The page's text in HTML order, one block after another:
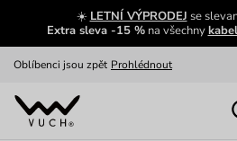
☀️ LETNÍ VÝPRODEJ se
Extra sleva -15 %na všechny
Výměna a vrácení zdarma Zobrazit
Oblíbenci jsou zpět Prohlédnout
Nech se inspirovat